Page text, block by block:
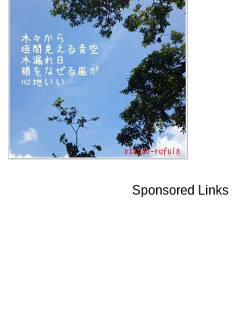
Sponsored Links